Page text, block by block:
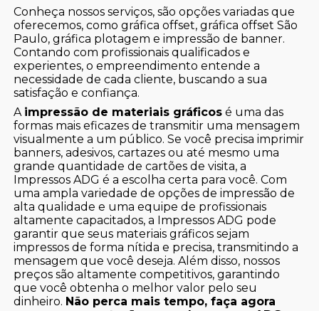
Conheça nossos serviços, são opções variadas que
oferecemos, como gráfica offset, gráfica offset São
Paulo, gráfica plotagem e impressão de banner.
Contando com profissionais qualificados e
experientes, o empreendimento entende a
necessidade de cada cliente, buscando a sua
satisfação e confiança.
A impressão de materiais gráficos é uma das
formas mais eficazes de transmitir uma mensagem
visualmente a um público. Se você precisa imprimir
banners, adesivos, cartazes ou até mesmo uma
grande quantidade de cartões de visita, a
Impressos ADG é a escolha certa para você. Com
uma ampla variedade de opções de impressão de
alta qualidade e uma equipe de profissionais
altamente capacitados, a Impressos ADG pode
garantir que seus materiais gráficos sejam
impressos de forma nítida e precisa, transmitindo a
mensagem que você deseja. Além disso, nossos
preços são altamente competitivos, garantindo
que você obtenha o melhor valor pelo seu
dinheiro. Não perca mais tempo, faça agora